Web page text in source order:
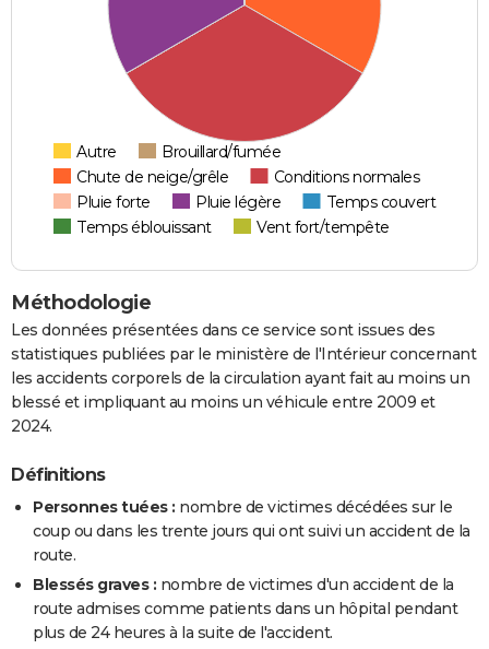
Autre
Brouillard/fumée
Chute de neige/grêle
Conditions normales
Pluie forte
Pluie légère
Temps couvert
Temps éblouissant
Vent fort/tempête
Méthodologie
Les données présentées dans ce service sont issues des
statistiques publiées par le ministère de l'Intérieur concernant
les accidents corporels de la circulation ayant fait au moins un
blessé et impliquant au moins un véhicule entre 2009 et
2024.
Définitions
Personnes tuées : nombre de victimes décédées sur le
coup ou dans les trente jours qui ont suivi un accident de la
route.
Blessés graves : nombre de victimes d'un accident de la
route admises comme patients dans un hôpital pendant
plus de 24 heures à la suite de l'accident.